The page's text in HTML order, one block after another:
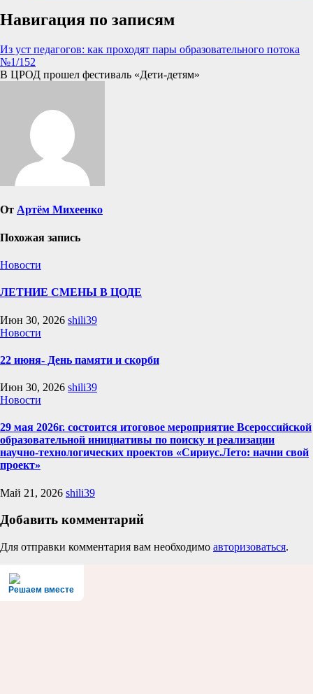
Навигация по записям
Из уст педагогов: как проходят пары образовательного потока
№1/152
В ЦРОД прошел фестиваль «Дети-детям»
От Артём Михеенко
Похожая запись
Новости
ЛЕТНИЕ СМЕНЫ В ЦОДЕ
Июн 30, 2026 shili39
Новости
22 июня- День памяти и скорби
Июн 30, 2026 shili39
Новости
29 мая 2026г. состоится итоговое мероприятие Всероссийской
образовательной инициативы по поиску и реализации
научно-технологических проектов «Сириус.Лето: начни свой
проект»
Май 21, 2026 shili39
Добавить комментарий
Для отправки комментария вам необходимо авторизоваться.
Решаем вместе